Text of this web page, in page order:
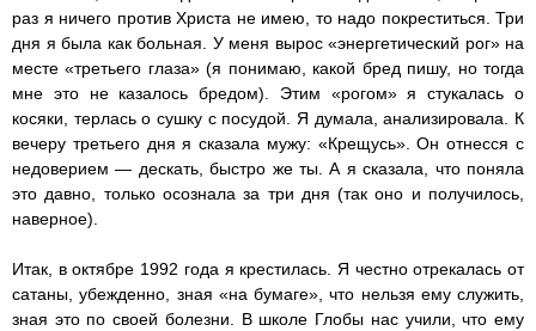
раз я ничего против Христа не имею, то надо покреститься. Три
дня я была как больная. У меня вырос «энергетический рог» на
месте «третьего глаза» (я понимаю, какой бред пишу, но тогда
мне это не казалось бредом). Этим «рогом» я стукалась о
косяки, терлась о сушку с посудой. Я думала, анализировала. К
вечеру третьего дня я сказала мужу: «Крещусь». Он отнесся с
недоверием — дескать, быстро же ты. А я сказала, что поняла
это давно, только осознала за три дня (так оно и получилось,
наверное).
Итак, в октябре 1992 года я крестилась. Я честно отрекалась от
сатаны, убежденно, зная «на бумаге», что нельзя ему служить,
зная это по своей болезни. В школе Глобы нас учили, что ему